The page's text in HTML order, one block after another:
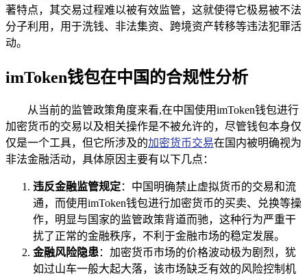
著特点，其交易过程难以被有效监管，这就使得它极易被不法
分子利用，用于洗钱、非法集资、跨境资产转移等违法犯罪活
动。
imToken钱包在中国的合规性分析
从当前的监管政策角度来看,在中国使用imToken钱包进行
加密货币的交易以及相关操作是不被允许的，尽管钱包本身仅
仅是一个工具，但它所涉及的加密货币交易在国内被明确视为
非法金融活动，具体原因主要有以下几点：
违反金融监管规定：中国明确禁止虚拟货币的交易和流
通，而使用imToken钱包进行加密货币的买卖、兑换等操
作，明显与国家的监管政策背道而驰，这种行为严重干
扰了正常的金融秩序，不利于金融市场的稳定发展。
金融风险隐患：加密货币市场的价格波动极为剧烈，犹
如过山车一般大起大落，该市场缺乏有效的风险控制机